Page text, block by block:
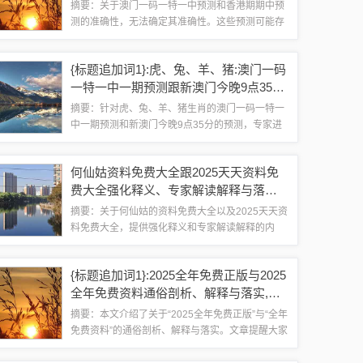
与落实​,留心欺诈的手段
摘要：关于澳门一码一特一中预测和香港期期中预
测的准确性，无法确定其准确性。这些预测可能存
任何决策之前，应该进行充分的研究和了解，...
{标题追加词1}:虎、兔、羊、猪:澳门一码
一特一中一期预测跟新澳门今晚9点35分
下一期预测和防范欺诈营销模式-价值剖
析、专家解析解释与落实
摘要：针对虎、兔、羊、猪生肖的澳门一码一特一
中一期预测和新澳门今晚9点35分的预测，专家进
受损害。摘要字数在100-200字范围...
何仙姑资料免费大全跟2025天天资料免
费大全强化释义、专家解读解释与落实​-
警惕欺诈套路危害
摘要：关于何仙姑的资料免费大全以及2025天天资
料免费大全，提供强化释义和专家解读解释的内
危害。提醒广大用户要谨慎选择来源，理性...
{标题追加词1}:2025全年免费正版与2025
全年免费资料通俗剖析、解释与落实,留
心误导的假宣传单
摘要：本文介绍了关于“2025全年免费正版”与“全年
免费资料”的通俗剖析、解释与落实。文章提醒大家